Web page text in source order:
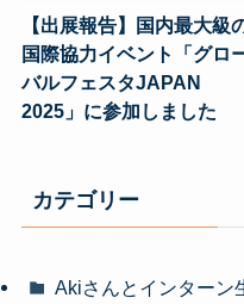
【出展報告】国内最大級
国際協力イベント「グロ
バルフェスタJAPAN
2025」に参加しました
カテゴリー
Akiさんとインターン